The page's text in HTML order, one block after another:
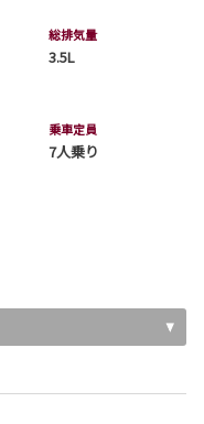
総排気量
3.5L
乗車定員
7人乗り